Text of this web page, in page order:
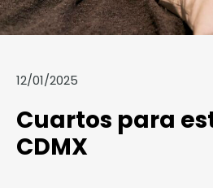
12/01/2025
Cuartos para
CDMX